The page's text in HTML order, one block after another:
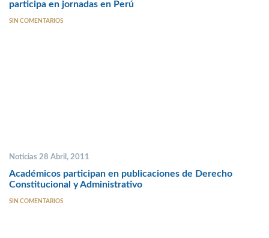
participa en jornadas en Perú
SIN COMENTARIOS
Noticias 28 Abril, 2011
Académicos participan en publicaciones de Derecho
Constitucional y Administrativo
SIN COMENTARIOS